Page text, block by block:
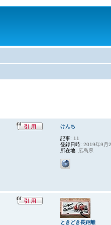
けんち
記事: 11
登録日時: 2019年9月
所在地: 広島県
ときどき長距離